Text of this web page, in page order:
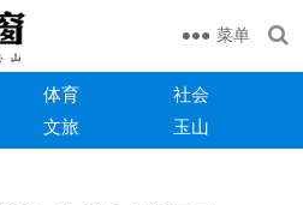
菜单
体育
社会
文旅 玉山